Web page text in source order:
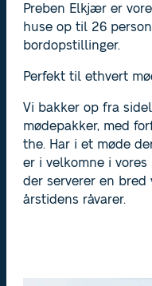
Preben Elkjær er
huse op til 26
bordopstillinger.
Perfekt til ethvert
Vi bakker op fra
mødepakker, med
the. Har i et møde
er i velkomne i
der serverer en
årstidens råvarer.